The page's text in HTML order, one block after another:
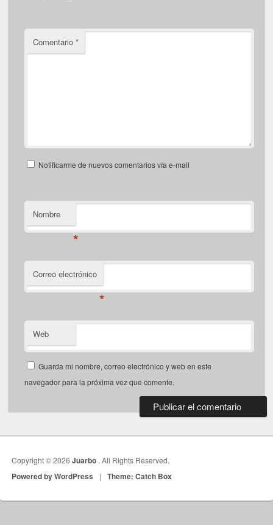
Comentario*
Notificarme de nuevos comentarios vía e-mail
Nombre
*
Correo electrónico
*
Web
Guarda mi nombre, correo electrónico y web en este
navegador para la próxima vez que comente.
Copyright © 2026Juarbo . All Rights Reserved.
Powered by WordPress | Theme: Catch Box